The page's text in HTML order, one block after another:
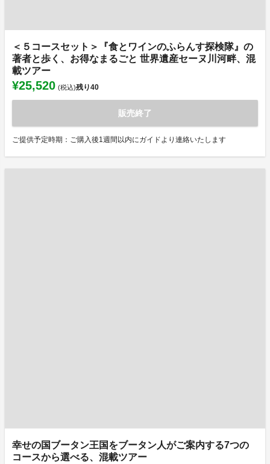
＜５コースセット＞『食とワインのふらんす探検隊』の
著者と歩く、お得なまるごと 世界遺産セーヌ川河畔、混
載ツアー
¥25,520 (税込)残り40
販売終了
ご提供予定時期：ご購入後1週間以内にガイドより連絡いたします
幸せの国ブータン王国をブータン人がご案内する7つの
コースから選べる、混載ツアー